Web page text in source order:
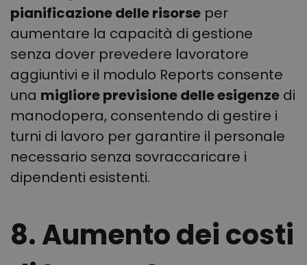
pianificazione delle risorse per
aumentare la capacità di gestione
senza dover prevedere lavoratore
aggiuntivi e il modulo Reports consente
una migliore previsione delle esigenze di
manodopera, consentendo di gestire i
turni di lavoro per garantire il personale
necessario senza sovraccaricare i
dipendenti esistenti.
8. Aumento dei costi